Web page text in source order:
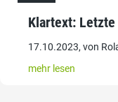
Klartext:
17.10.2023, von
mehr lesen